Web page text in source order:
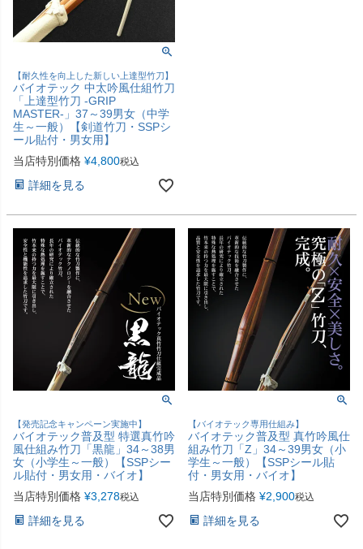
【耐久性を向上した新しい上達型竹刀】
バイオテック 中太吟風仕組竹刀
「上達型竹刀 -GRIP
MASTER-」37～39男女（中学
生～一般）【剣道竹刀・SSPシ
ール貼付・男女用】
当店特別価格 ¥4,800税込
詳細を見る
【発売記念キャンペーン実施中】
バイオテック普及型 特選真竹吟
風仕組み竹刀「黒龍」34～38男
女（小学生～一般）【SSPシー
ル貼付・男女用・バイオ】
当店特別価格 ¥3,278税込
詳細を見る
【バイオテック専用仕組み】
バイオテック普及型 真竹吟風仕
組み竹刀「Z」34～39男女（小
学生～一般）【SSPシール貼
付・男女用・バイオ】
当店特別価格 ¥2,900税込
詳細を見る